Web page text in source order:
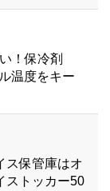
！保冷剤
温度をキー
ス保管庫はオ
ストッカー50